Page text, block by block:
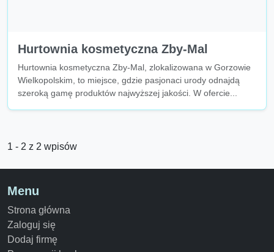
Hurtownia kosmetyczna Zby-Mal
Hurtownia kosmetyczna Zby-Mal, zlokalizowana w Gorzowie
Wielkopolskim, to miejsce, gdzie pasjonaci urody odnajdą
szeroką gamę produktów najwyższej jakości. W ofercie...
1 - 2 z 2 wpisów
Menu
Strona główna
Zaloguj się
Dodaj firmę